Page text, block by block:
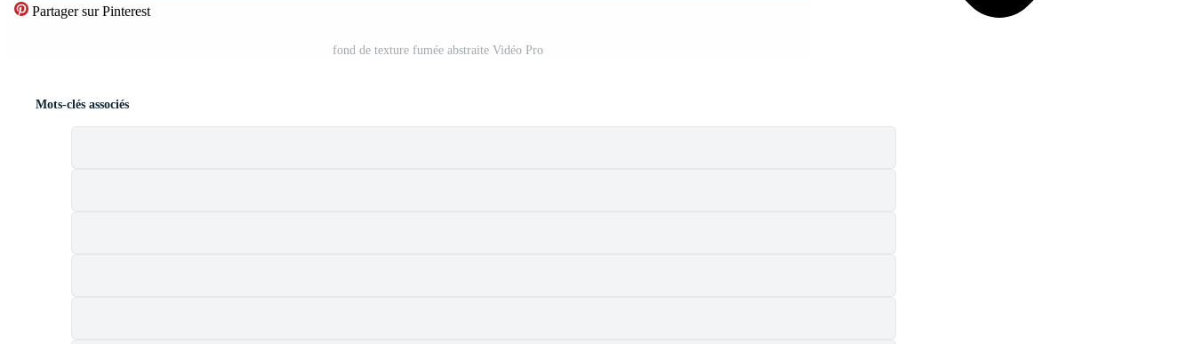
Partager sur Pinterest
fond de texture fumée abstraite Vidéo Pro
Mots-clés associés